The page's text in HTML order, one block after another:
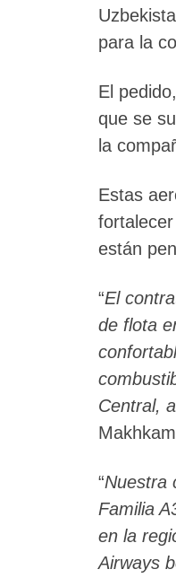
para la
El
que se
la
Estas
están
“El
de flota
Central,
“Nuestra
Familia
en la
Airways